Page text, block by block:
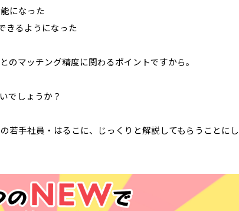
になった
きるようになった
マッチング精度に関わるポイントですから。
でしょうか？
若手社員・はるこに、じっくりと解説してもらうことにし